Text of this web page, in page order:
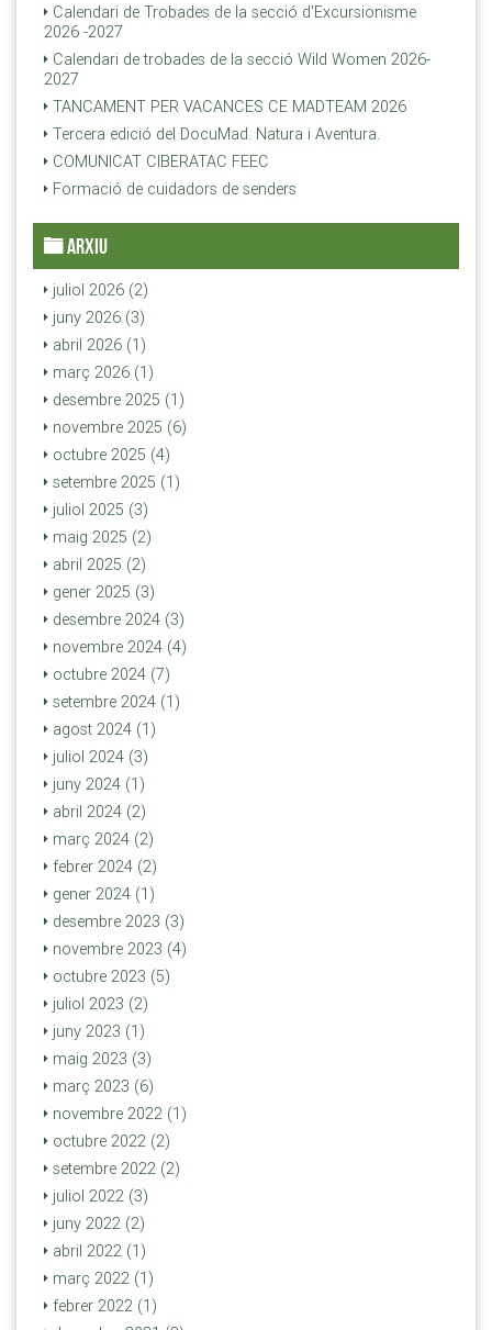
Calendari de Trobades de la secció d'Excursionisme
2026 -2027
Calendari de trobades de la secció Wild Women 2026-
2027
TANCAMENT PER VACANCES CE MADTEAM 2026
Tercera edició del DocuMad. Natura i Aventura.
COMUNICAT CIBERATAC FEEC
Formació de cuidadors de senders
ARXIU
juliol 2026 (2)
juny 2026 (3)
abril 2026 (1)
març 2026 (1)
desembre 2025 (1)
novembre 2025 (6)
octubre 2025 (4)
setembre 2025 (1)
juliol 2025 (3)
maig 2025 (2)
abril 2025 (2)
gener 2025 (3)
desembre 2024 (3)
novembre 2024 (4)
octubre 2024 (7)
setembre 2024 (1)
agost 2024 (1)
juliol 2024 (3)
juny 2024 (1)
abril 2024 (2)
març 2024 (2)
febrer 2024 (2)
gener 2024 (1)
desembre 2023 (3)
novembre 2023 (4)
octubre 2023 (5)
juliol 2023 (2)
juny 2023 (1)
maig 2023 (3)
març 2023 (6)
novembre 2022 (1)
octubre 2022 (2)
setembre 2022 (2)
juliol 2022 (3)
juny 2022 (2)
abril 2022 (1)
març 2022 (1)
febrer 2022 (1)